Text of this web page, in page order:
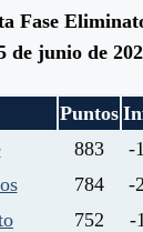
Fase
de junio de
Puntos
883
-
784
-
752
-